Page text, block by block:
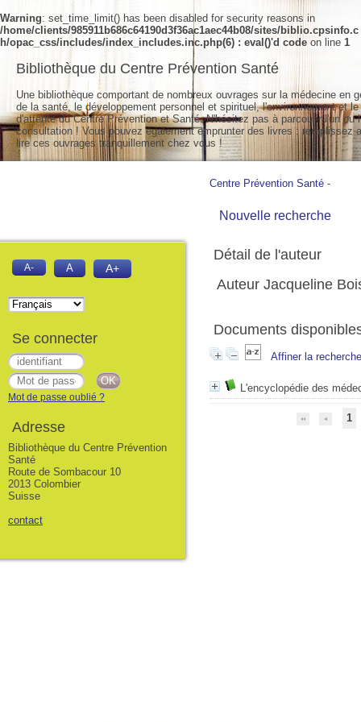
Warning: set_time_limit() has been disabled for security reasons in
/home/clients/985911b686c64190d3f36ac1aec44b08/sites/biblio.cpsinfo.c
h/opac_css/includes/index_includes.inc.php(6) : eval()'d code on line 1
Centre Prévention Santé -
Nouvelle recherche
Détail de l'auteur
Auteur Jacqueline
Documents
Affiner la recherche
L'encyclopédie des
1
Bibliothèque du Centre Prévention Santé
Une bibliothèque comportant de nombreux ouvrages sur la médecine en
de la santé, le développement personnel et spirituel, l'environnement et
d'attente du Centre Prévention et Santé. N'hésitez pas à parcourir l'un
consultation ! Vous pouvez également emprunter des livres : remplissez
lire ces ouvrages tranquillement chez vous !
A- A A+
Se connecter
Mot de passe oublié ?
Adresse
Bibliothèque du Centre Prévention
Santé
Route de Sombacour 10
2013 Colombier
Suisse
contact